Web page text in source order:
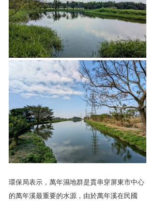
環保局表示，萬年濕地群是貫串穿屏東市中心
的萬年溪最重要的水源，由於萬年溪在民國